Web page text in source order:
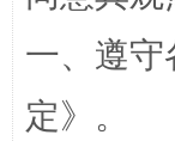
一、遵
定》。